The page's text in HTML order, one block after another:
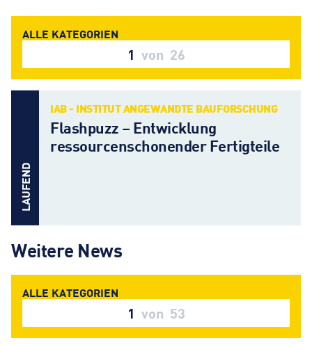
1 von 26
IAB - INSTITUT ANGEWANDTE BAUFORSCHUNG
Flashpuzz – Entwicklung
ressourcenschonender Fertigteile
LAUFEND
Weitere News
1 von 53